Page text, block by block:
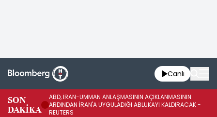
Canlı
SON
DAKİKA
ABD, İRAN-UMMAN ANLAŞMASININ AÇIKLANMASININ
ARDINDAN İRAN'A UYGULADIĞI ABLUKAYI KALDIRACAK -
REUTERS